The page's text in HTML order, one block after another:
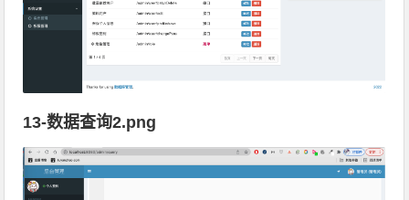
13-数据查询2.png